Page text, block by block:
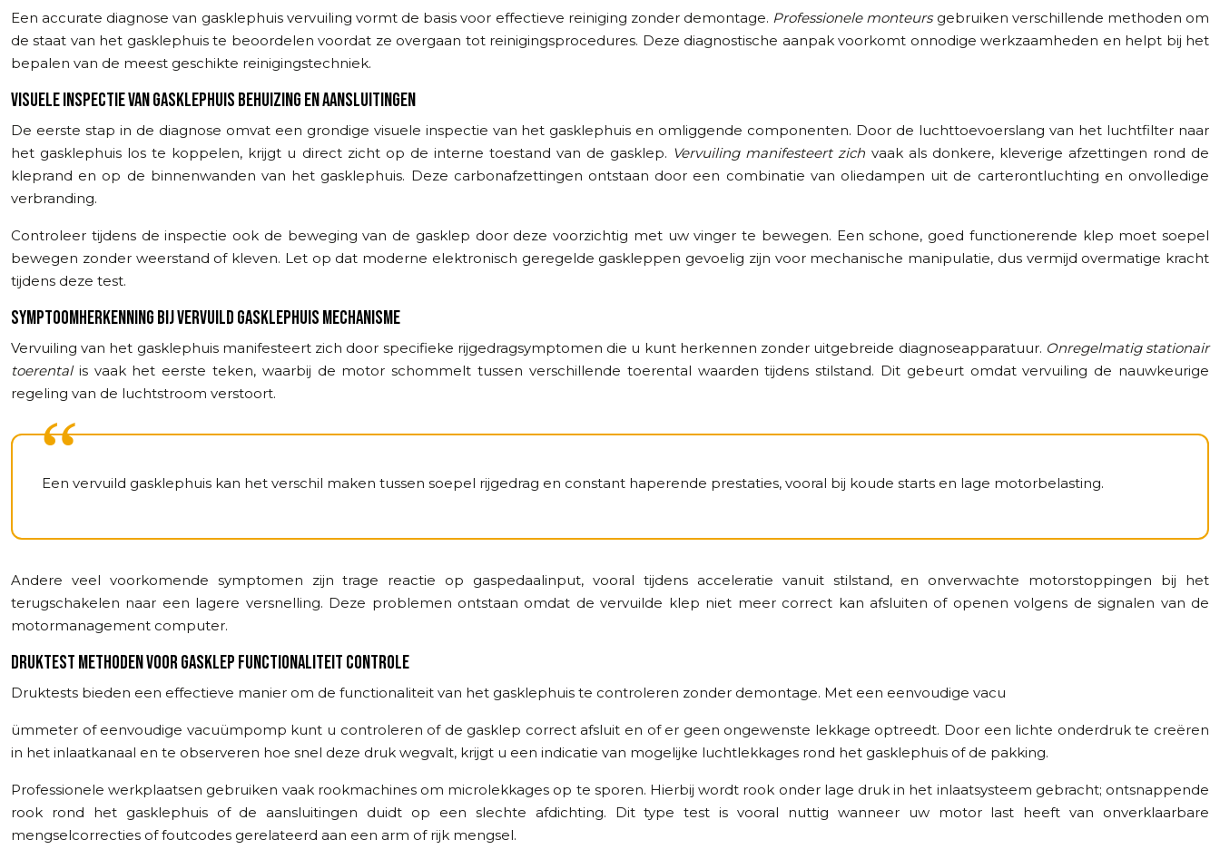
Een accurate diagnose van gasklephuis vervuiling vormt de basis voor effectieve reiniging zonder demontage. Professionele monteursgebruiken verschillende methoden om
de staat van het gasklephuis te beoordelen voordat ze overgaan tot reinigingsprocedures. Deze diagnostische aanpak voorkomt onnodige werkzaamheden en helpt bij het
bepalen van de meest geschikte reinigingstechniek.
VISUELE INSPECTIE VAN GASKLEPHUIS BEHUIZING EN AANSLUITINGEN
De eerste stap in de diagnose omvat een grondige visuele inspectie van het gasklephuis en omliggende componenten. Door de luchttoevoerslang van het luchtfilter naar
het gasklephuis los te koppelen, krijgt u direct zicht op de interne toestand van de gasklep. Vervuiling manifesteert zich vaak als donkere, kleverige afzettingen rond de
kleprand en op de binnenwanden van het gasklephuis. Deze carbonafzettingen ontstaan door een combinatie van oliedampen uit de carterontluchting en onvolledige
verbranding.
Controleer tijdens de inspectie ook de beweging van de gasklep door deze voorzichtig met uw vinger te bewegen. Een schone, goed functionerende klep moet soepel
bewegen zonder weerstand of kleven. Let op dat moderne elektronisch geregelde gaskleppen gevoelig zijn voor mechanische manipulatie, dus vermijd overmatige kracht
tijdens deze test.
SYMPTOOMHERKENNING BIJ VERVUILD GASKLEPHUIS MECHANISME
Vervuiling van het gasklephuis manifesteert zich door specifieke rijgedragsymptomen die u kunt herkennen zonder uitgebreide diagnoseapparatuur. Onregelmatig stationair
toerentalis vaak het eerste teken, waarbij de motor schommelt tussen verschillende toerental waarden tijdens stilstand. Dit gebeurt omdat vervuiling de nauwkeurige
regeling van de luchtstroom verstoort.
Een vervuild gasklephuis kan het verschil maken tussen soepel rijgedrag en constant haperende prestaties, vooral bij koude starts en lage motorbelasting.
Andere veel voorkomende symptomen zijn trage reactie op gaspedaalinput, vooral tijdens acceleratie vanuit stilstand, en onverwachte motorstoppingen bij het
terugschakelen naar een lagere versnelling. Deze problemen ontstaan omdat de vervuilde klep niet meer correct kan afsluiten of openen volgens de signalen van de
motormanagement computer.
DRUKTEST METHODEN VOOR GASKLEP FUNCTIONALITEIT CONTROLE
Druktests bieden een effectieve manier om de functionaliteit van het gasklephuis te controleren zonder demontage. Met een eenvoudige vacu
ümmeter of eenvoudige vacuümpomp kunt u controleren of de gasklep correct afsluit en of er geen ongewenste lekkage optreedt. Door een lichte onderdruk te creëren
in het inlaatkanaal en te observeren hoe snel deze druk wegvalt, krijgt u een indicatie van mogelijke luchtlekkages rond het gasklephuis of de pakking.
Professionele werkplaatsen gebruiken vaak rookmachines om microlekkages op te sporen. Hierbij wordt rook onder lage druk in het inlaatsysteem gebracht; ontsnappende
rook rond het gasklephuis of de aansluitingen duidt op een slechte afdichting. Dit type test is vooral nuttig wanneer uw motor last heeft van onverklaarbare
mengselcorrecties of foutcodes gerelateerd aan een arm of rijk mengsel.